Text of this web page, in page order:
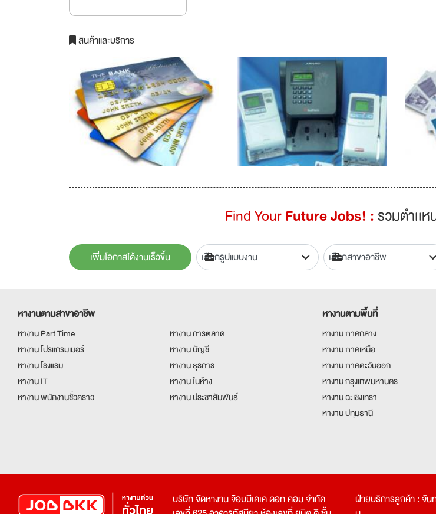
สินค้าและบริการ
Find YourFuture Jobs! :รวมตำเเ
เพิ่มโอกาสได้งานเร็วขึ้น
หางานตามสาขาอาชีพ
หางาน Part Time
หางาน การตลาด
หางาน โปรแกรมเมอร์
หางาน บัญชี
หางาน โรงแรม
หางาน ธุรการ
หางาน IT
หางาน ในห้าง
หางาน พนักงานชั่วคราว
หางาน ประชาสัมพันธ์
หางานตามพื้นที่
หางาน ภาคกลาง
หางาน ภาคเหนือ
หางาน ภาคตะวันออก
หางาน กรุงเทพมหานคร
หางาน ฉะเชิงเทรา
หางาน ปทุมธานี
บริษัท จัดหางาน จ๊อบบีเคเค ดอท คอม จำกัด
ฝ่ายบริการลูกค้า : จัน